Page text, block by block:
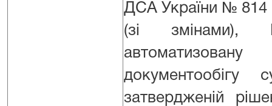
ДСА України № 814
(зі змінами),
документообігу
затвердженій